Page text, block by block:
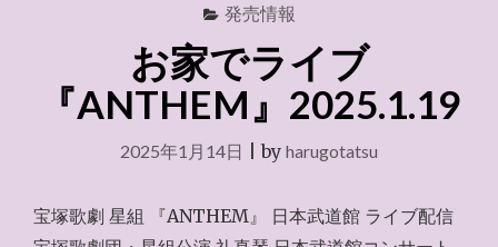
発売情報
お家でライブ
『ANTHEM』2025.1.19
2025年1月14日 |by harugotatsu
宝塚歌劇 星組 『ANTHEM』 日本武道館 ライブ配信